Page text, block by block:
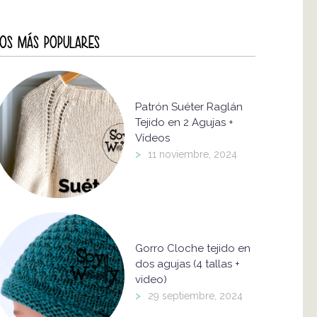
MÁS POPULARES
Patrón Suéter Raglán
Tejido en 2 Agujas +
Vídeos
> 11 noviembre, 2024
Gorro Cloche tejido en
dos agujas (4 tallas +
video)
> 29 septiembre, 2024